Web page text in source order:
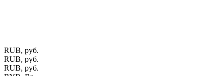
RUB, руб.
RUB, руб.
RUB, руб.